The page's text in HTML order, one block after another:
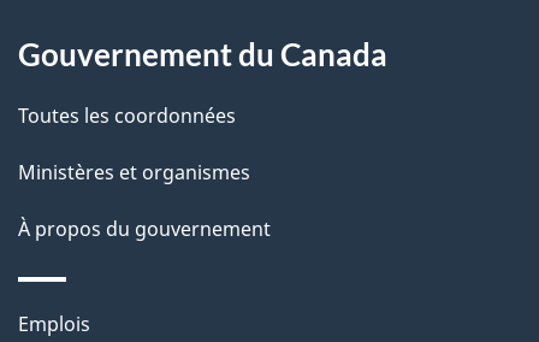
l
a
p
a
g
e
Gouvernement du Canada
Toutes les coordonnées
Ministères et organismes
À propos du gouvernement
Thèmes
Emplois